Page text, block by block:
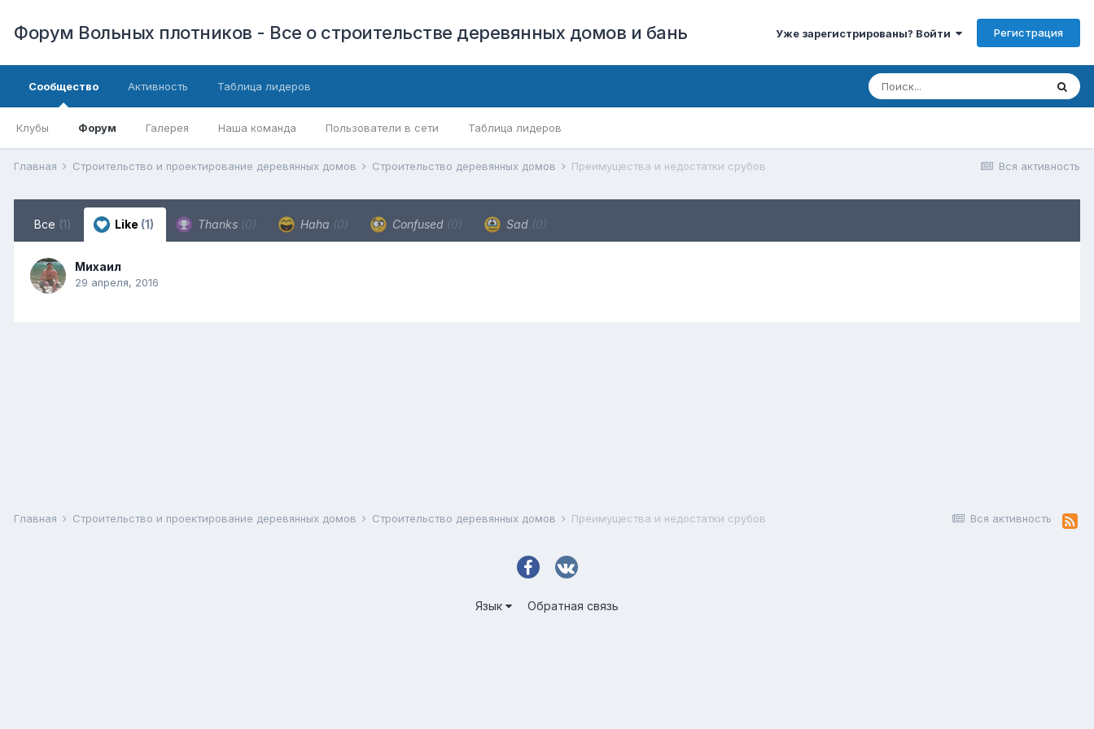
Форум Вольных плотников - Все о строительстве деревянных домов и бань Уже зарегистрированы? Войти Регистрация
Сообщество
Клубы Форум Галерея Наша команда Пользователи в сети Таблица лидеров
Активность Таблица лидеров
Вся активность
Главная Строительство и проектирование деревянных домов Строительство деревянных домов Преимущества и недостатки срубов
Все (1) Like (1) Thanks (0) Haha (0) Confused (0) Sad (0)
Михаил
29 апреля, 2016
Вся активность
Главная Строительство и проектирование деревянных домов Строительство деревянных домов Преимущества и недостатки срубов
Язык Обратная связь